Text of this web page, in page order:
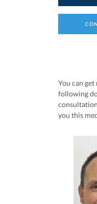
You can
following
you this